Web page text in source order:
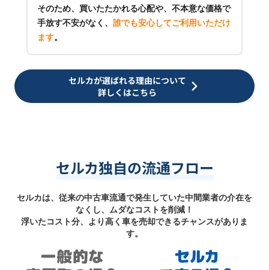
そのため、買いたたかれる心配や、不本意な価格で
手放す不安がなく、 誰でも安心してご利用いただけ
ます。
セルカが選ばれる理由について
詳しくはこちら
セルカ独自の流通フロー
セルカは、従来の中古車流通で発生していた中間業者の介在を
なくし、ムダなコストを削減！
浮いたコスト分、より高く車を売却できるチャンスがありま
す。